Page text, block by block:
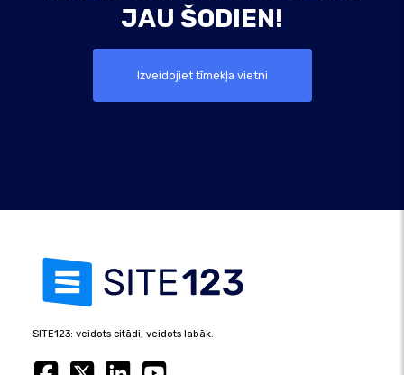
JAU ŠODIEN!
Izveidojiet tīmekļa vietni
SITE123: veidots citādi, veidots labāk.